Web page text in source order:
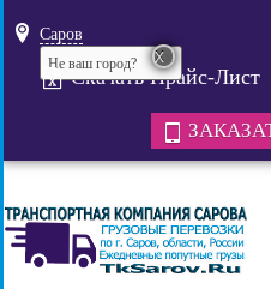
Саров
Не ваш город? x
Скачать Прайс-Лист